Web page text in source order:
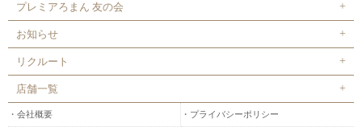
プレミアろまん 友の会
お知らせ
リクルート
店舗一覧
会社概要 プライバシーポリシー